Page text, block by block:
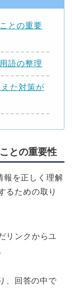
との重要
語の整理
た対策が
との重要性
報を正しく理解
るための取り
リンクからユ
、回答の中で